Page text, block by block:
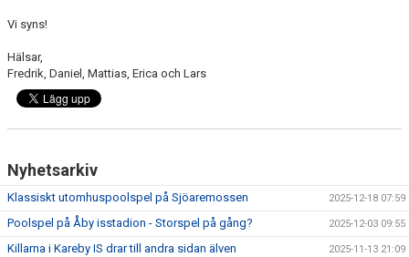
Vi syns!
Hälsar,
Fredrik, Daniel, Mattias, Erica och Lars
Nyhetsarkiv
Klassiskt utomhuspoolspel på Sjöaremossen 2025-12-18 07:59
Poolspel på Åby isstadion - Storspel på gång? 2025-12-03 09:55
Killarna i Kareby IS drar till andra sidan älven 2025-11-13 21:09